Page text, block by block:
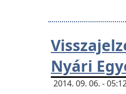
Nyári
2014. 09. 06. -